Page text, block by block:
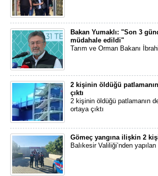
Bakan Yumaklı: "Son 3
müdahale edildi"
Tarım ve Orman Bakanı
2 kişinin öldüğü
çıktı
2 kişinin öldüğü patlamanın
ortaya çıktı
Gömeç yangına ilişkin 2
Balıkesir Valiliği’nden